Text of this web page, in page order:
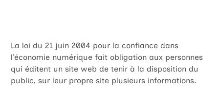
Faire un don
Payer ma cotisation ou
Rapport UNSCEAR
La loi du 21 juin 2004 pour la confiance dans
l’économie numérique fait obligation aux personnes
qui éditent un site web de tenir à la disposition du
public, sur leur propre site plusieurs informations.